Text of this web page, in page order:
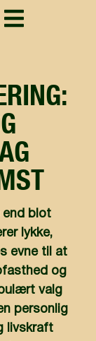
end blot
lykke,
evne til at
og
valg
personlig
livskraft